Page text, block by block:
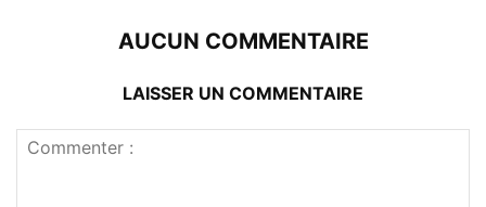
AUCUN COMMENTAIRE
LAISSER UN COMMENTAIRE